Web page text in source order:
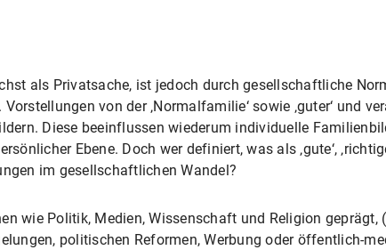
als Privatsache, ist jedoch durch gesellschaftliche
von der ‚Normalfamilie‘ sowie ‚guter‘ und
Diese beeinflussen wiederum individuelle
Ebene. Doch wer definiert, was als ‚gute‘,
im gesellschaftlichen Wandel?
wie Politik, Medien, Wissenschaft und Religion geprägt,
politischen Reformen, Werbung oder öffentlich-